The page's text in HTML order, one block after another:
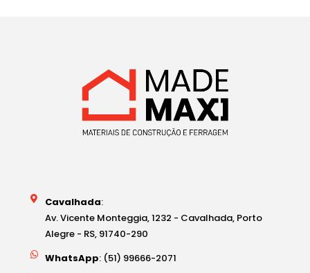
Cavalhada:
Av. Vicente Monteggia, 1232 - Cavalhada, Porto